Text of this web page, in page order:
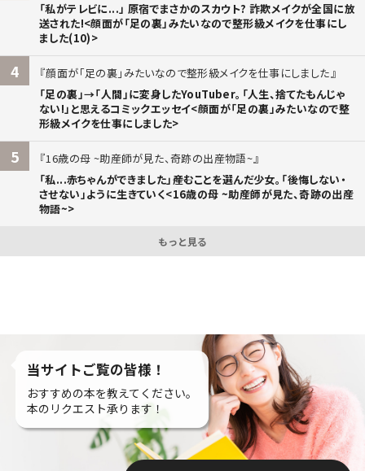
「私がテレビに...」 原宿でまさかのスカウト? 詐欺メイクが全国に放
送された!<顔面が「足の裏」みたいなので整形級メイクを仕事にし
ました(10)>
4
顔面が「足の裏」みたいなので整形級メイクを仕事にしました
「足の裏」→「人間」に変身したYouTuber。「人生、捨てたもんじゃ
ない!」と思えるコミックエッセイ<顔面が「足の裏」みたいなので整
形級メイクを仕事にしました>
5
16歳の母 ~助産師が見た、奇跡の出産物語~
「私...赤ちゃんができました」――産むことを選んだ少女。「後悔しない・
させない」ように生きていく<16歳の母 ~助産師が見た、奇跡の出産
物語~>
もっと見る
当サイトご覧の皆様！
おすすめの本を教えてください。
本のリクエスト承ります！